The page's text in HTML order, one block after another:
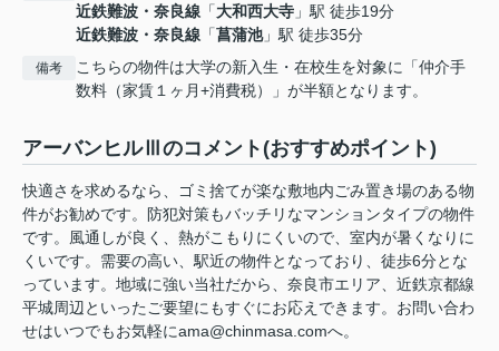
近鉄難波・奈良線 「大和西大寺 」駅 徒歩19分
近鉄難波・奈良線 「菖蒲池」駅 徒歩35分
備考
こちらの物件は大学の新入生・在校生を対象に「仲介手
数料（家賃１ヶ月+消費税）」が半額となります。
アーバンヒルⅢのコメント(おすすめポイント)
快適さを求めるなら、ゴミ捨てが楽な敷地内ごみ置き場のある物
件がお勧めです。防犯対策もバッチリなマンションタイプの物件
です。風通しが良く、熱がこもりにくいので、室内が暑くなりに
くいです。需要の高い、駅近の物件となっており、徒歩6分とな
っています。地域に強い当社だから、奈良市エリア、近鉄京都線
平城周辺といったご要望にもすぐにお応えできます。お問い合わ
せはいつでもお気軽にama@chinmasa.comへ。